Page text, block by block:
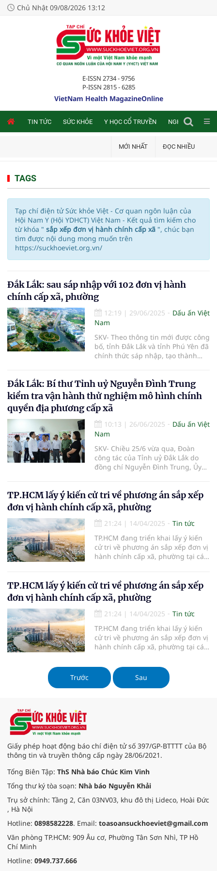
Chủ Nhật 09/08/2026 13:12
E-ISSN 2734 - 9756
P-ISSN 2815 - 6285
VietNam Health MagazineOnline
TIN TỨC SỨC KHỎE Y HỌC CỔ TRUYỀN NGHIÊN CỨU
MỚI NHẤT ĐỌC NHIỀU
TAGS
Tạp chí điện tử Sức khỏe Việt - Cơ quan ngôn luận của
Hội Nam Y (Hội YDHCT) Việt Nam - Kết quả tìm kiếm cho
từ khóa " sắp xếp đơn vị hành chính cấp xã ", chúc bạn
tìm được nội dung mong muốn trên
https://suckhoeviet.org.vn/
Đắk Lắk: sau sáp nhập với 102 đơn vị hành
chính cấp xã, phường
12:19 | 29/06/2025
Dấu ấn Việt
Nam
SKV- Theo thông tin mới được công
bố, tỉnh Đắk Lắk và tỉnh Phú Yên đã
chính thức sáp nhập, tạo thành
(mới) sẽ có tổng cộng 102 đơn vị
hành chính cấp xã, phường, thị
trấn.
Đắk Lắk: Bí thư Tỉnh uỷ Nguyễn Đình Trung
kiểm tra vận hành thử nghiệm mô hình chính
quyền địa phương cấp xã
10:13 | 26/06/2025
Dấu ấn Việt
Nam
SKV- Chiều 25/6 vừa qua, Đoàn
công tác của Tỉnh uỷ Đắk Lắk do
đồng chí Nguyễn Đình Trung, Ủy
kiểm tra công tác vận hành thử
nghiệm mô hình hoạt động chính
quyền cấp xã và công tác xoá nhà
tham, nhà dột nát tại phường
Phú Xuân mới (huyện Krông
Năng).Tham gia cùng đoàn còn có
đồng chí Nguyễn Thiên Văn,
TP.HCM lấy ý kiến cử tri về phương án sắp xếp
đơn vị hành chính cấp xã, phường
21:24 | 14/04/2025
Tin tức
TP.HCM đang triển khai lấy ý kiến
cử tri về phương án sắp xếp đơn vị
hành chính cấp xã, phường tại các
phù hợp với mô hình chính quyền
đô thị, nâng cao hiệu quả quản lý
nhà nước.
TP.HCM lấy ý kiến cử tri về phương án sắp xếp
đơn vị hành chính cấp xã, phường
21:24 | 14/04/2025
Tin tức
TP.HCM đang triển khai lấy ý kiến
cử tri về phương án sắp xếp đơn vị
hành chính cấp xã, phường tại các
sắp xếp nhằm tinh gọn bộ máy,
phù hợp với mô hình chính quyền
đô thị, nâng cao hiệu quả quản lý
Trước Sau
Giấy phép hoạt động báo chí điện tử số 397/GP-BTTTT của Bộ
thông tin và truyền thông cấp ngày 28/06/2021.
Tổng Biên Tập: ThS Nhà báo Chúc Kim Vinh
Tổng thư ký tòa soạn: Nhà báo Nguyễn Khải
Trụ sở chính: Tầng 2, Căn 03NV03, khu đô thị Lideco, Hoài Đức
, Hà Nội
Hotline: 0898582228. Email: toasoansuckhoeviet@gmail.com
Văn phòng TP.HCM: 909 Âu cơ, Phường Tân Sơn Nhì, TP Hồ
Chí Minh
Hotline: 0949.737.666